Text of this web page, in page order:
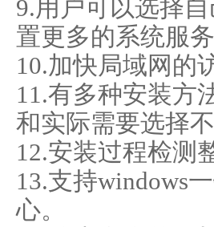
9.用户可以选择
置更多的系统服务
10.加快局域网的
11.有多种安装方
和实际需要选择
12.安装过程检测
13.支持windows
心。